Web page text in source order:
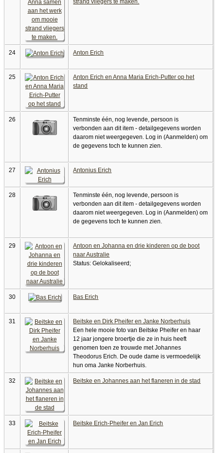
strand vliegers te maken.
24 Anton Erich
25
Anton Erich en Anna Maria Erich-Putter op het
stand
26
Tenminste één, nog levende, persoon is
verbonden aan dit item - detailgegevens worden
daarom niet weergegeven. Log in (Aanmelden) om
de gegevens toch te kunnen zien.
27 Antonius Erich
28
Tenminste één, nog levende, persoon is
verbonden aan dit item - detailgegevens worden
daarom niet weergegeven. Log in (Aanmelden) om
de gegevens toch te kunnen zien.
29
Antoon en Johanna en drie kinderen op de boot
naar Australie
Status: Gelokaliseerd;
30 Bas Erich
31
Beitske en Dirk Pheifer en Janke Norberhuis
Een hele mooie foto van Beitske Pheifer en haar
12 jaar jongere broertje die ze in huis heeft
genomen toen ze trouwde met Johannes
Theodorus Erich. De oude dame is vermoedelijk
hun oma Janke Norberhuis.
32 Beitske en Johannes aan het flaneren in de stad
33 Beitske Erich-Pheifer en Jan Erich